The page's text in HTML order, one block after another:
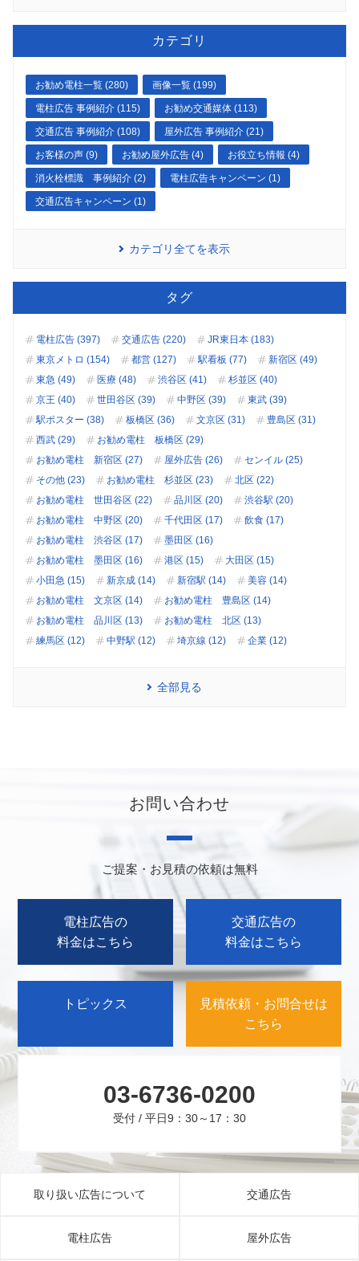
カテゴリ
お勧め電柱一覧 (280) 画像一覧 (199)
電柱広告 事例紹介 (115) お勧め交通媒体 (113)
交通広告 事例紹介 (108) 屋外広告 事例紹介 (21)
お客様の声 (9) お勧め屋外広告 (4) お役立ち情報 (4)
消火栓標識 事例紹介 (2) 電柱広告キャンペーン (1)
交通広告キャンペーン (1)
カテゴリ全てを表示
タグ
電柱広告 (397) 交通広告 (220)
JR東日本 (183)
東京メトロ (154)
都営 (127) 駅看板 (77)
新宿区 (49)
東急 (49)
医療 (48) 渋谷区 (41)
杉並区 (40)
京王 (40)
世田谷区 (39) 中野区 (39)
東武 (39)
駅ポスター (38)
板橋区 (36) 文京区 (31)
豊島区 (31)
西武 (29)
お勧め電柱 板橋区 (29)
お勧め電柱 新宿区 (27)
屋外広告 (26)
センイル (25)
その他 (23)
お勧め電柱 杉並区 (23)
北区 (22)
お勧め電柱 世田谷区 (22)
品川区 (20)
渋谷駅 (20)
お勧め電柱 中野区 (20)
千代田区 (17)
飲食 (17)
お勧め電柱 渋谷区 (17)
墨田区 (16)
お勧め電柱 墨田区 (16)
港区 (15)
大田区 (15)
小田急 (15)
新京成 (14) 新宿駅 (14)
美容 (14)
お勧め電柱 文京区 (14)
お勧め電柱 豊島区 (14)
お勧め電柱 品川区 (13)
お勧め電柱 北区 (13)
練馬区 (12)
中野駅 (12) 埼京線 (12) 企業 (12)
全部見る
お問い合わせ
ご提案・お見積の依頼は無料
電柱広告の
料金はこちら
交通広告の
料金はこちら
トピックス
見積依頼・お問合せは
こちら
03-6736-0200
受付 / 平日9：30～17：30
取り扱い広告について 交通広告
電柱広告 屋外広告